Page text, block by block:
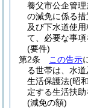
養父市公企管
の減免に係る
及び下水道使用
て、必要な事項
(要件)
第2条
この告示
る世帯は、水
生活保護法(昭
定する生活扶
(減免の額)